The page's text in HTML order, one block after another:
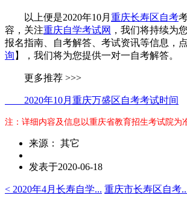
以上便是2020年10月 重庆长寿区自考
容，关注重庆自学考试网 ，我们将持续为
报名指南、自考解答、考试资讯等信息，
询 】，我们将为您提供一对一自考解答。
更多推荐 >>>
2020年10月重庆万盛区自考考试时间
注：详细内容及信息以重庆省教育招生考试院为
来源： 其它
发表于2020-06-18
< 2020年4月长寿自学... 重庆市长寿区自考